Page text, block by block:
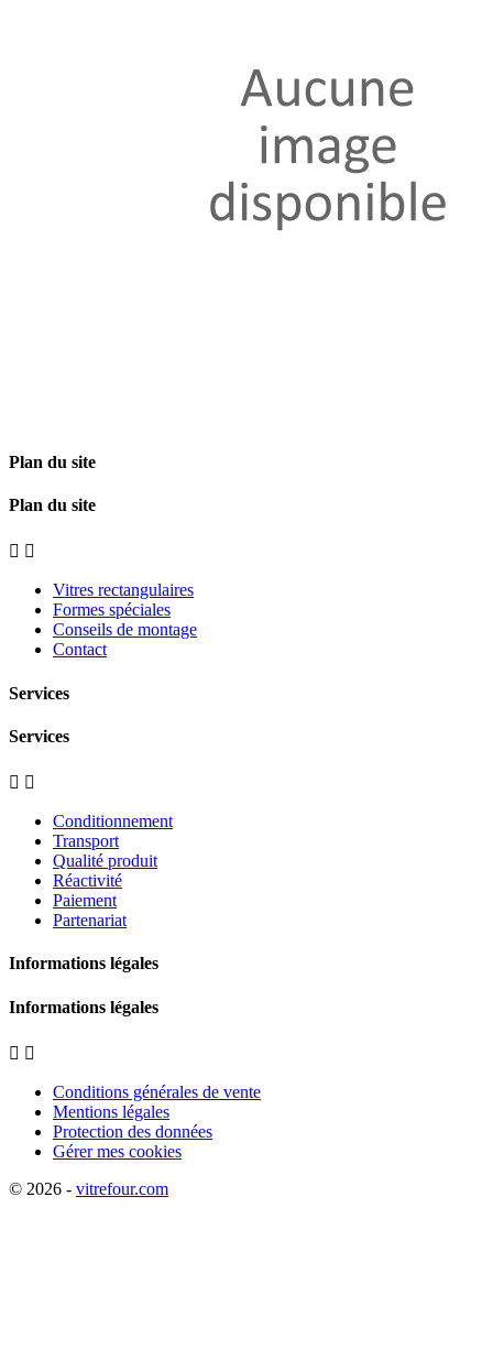
Plan du site
Plan du site
 
Vitres rectangulaires
Formes spéciales
Conseils de montage
Contact
Services
Services
 
Conditionnement
Transport
Qualité produit
Réactivité
Paiement
Partenariat
Informations légales
Informations légales
 
Conditions générales de vente
Mentions légales
Protection des données
Gérer mes cookies
© 2026 - vitrefour.com